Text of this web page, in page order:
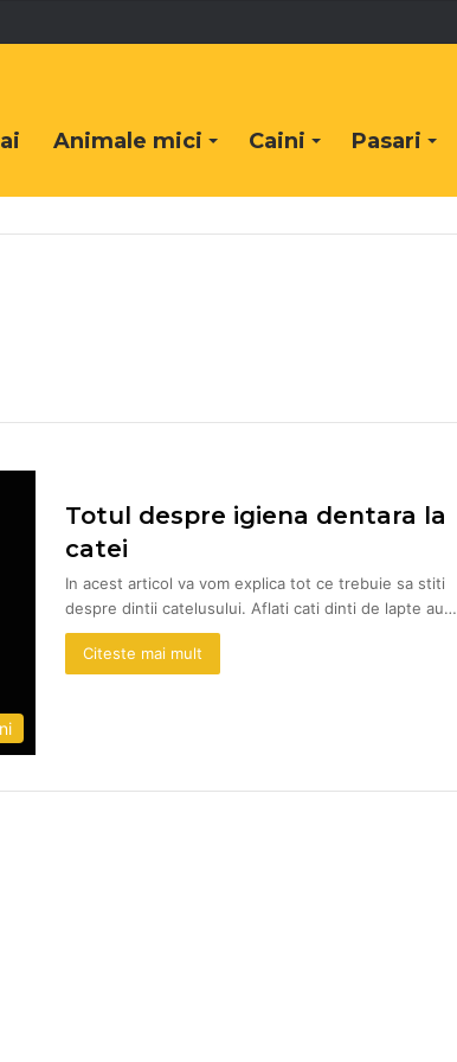
Animale mici Caini Pasari
Totul despre igiena dentara la
catei
In acest articol va vom explica tot ce trebuie sa stiti
despre dintii catelusului. Aflati cati dinti de lapte au…
Citeste mai mult